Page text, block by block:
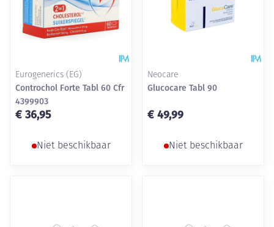
Eurogenerics (EG)
Controchol Forte Tabl 60 Cfr
4399903
€ 36,95
Niet beschikbaar
Neocare
Glucocare Tabl 90
€ 49,99
Niet beschikbaar